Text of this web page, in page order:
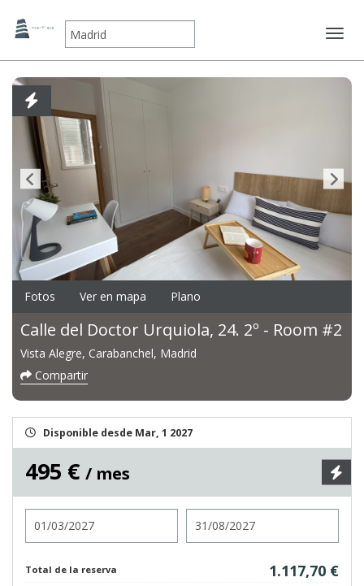
Fotos Ver en mapa Plano
Calle del Doctor Urquiola, 24. 2º - Room #2
Vista Alegre, Carabanchel, Madrid
Compartir
Disponible desde Mar, 1 2027
495 € / mes
Total de la reserva 1.117,70 €